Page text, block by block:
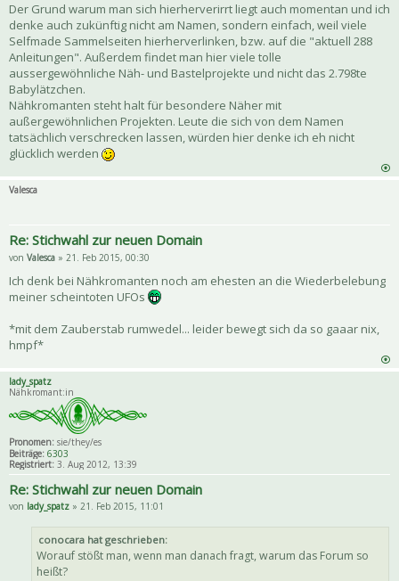
Der Grund warum man sich hierherverirrt liegt auch momentan und ich
denke auch zukünftig nicht am Namen, sondern einfach, weil viele
Selfmade Sammelseiten hierherverlinken, bzw. auf die "aktuell 288
Anleitungen". Außerdem findet man hier viele tolle
aussergewöhnliche Näh- und Bastelprojekte und nicht das 2.798te
Babylätzchen.
Nähkromanten steht halt für besondere Näher mit
außergewöhnlichen Projekten. Leute die sich von dem Namen
tatsächlich verschrecken lassen, würden hier denke ich eh nicht
glücklich werden
Valesca
Re: Stichwahl zur neuen Domain
von Valesca » 21. Feb 2015, 00:30
Ich denk bei Nähkromanten noch am ehesten an die Wiederbelebung
meiner scheintoten UFOs
*mit dem Zauberstab rumwedel... leider bewegt sich da so gaaar nix,
hmpf*
lady_spatz
Nähkromant:in
Pronomen: sie/they/es
Beiträge: 6303
Registriert: 3. Aug 2012, 13:39
Re: Stichwahl zur neuen Domain
von lady_spatz » 21. Feb 2015, 11:01
conocara hat geschrieben:
Worauf stößt man, wenn man danach fragt, warum das Forum so
heißt?